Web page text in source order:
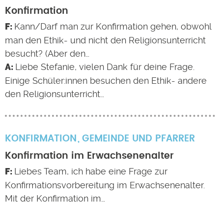
Konfirmation
Kann/Darf man zur Konfirmation gehen, obwohl
man den Ethik- und nicht den Religionsunterricht
besucht? (Aber den…
Liebe Stefanie, vielen Dank für deine Frage.
Einige Schüler:innen besuchen den Ethik- andere
den Religionsunterricht…
KONFIRMATION
GEMEINDE UND PFARRER
Konfirmation im Erwachsenenalter
Liebes Team, ich habe eine Frage zur
Konfirmationsvorbereitung im Erwachsenenalter.
Mit der Konfirmation im…